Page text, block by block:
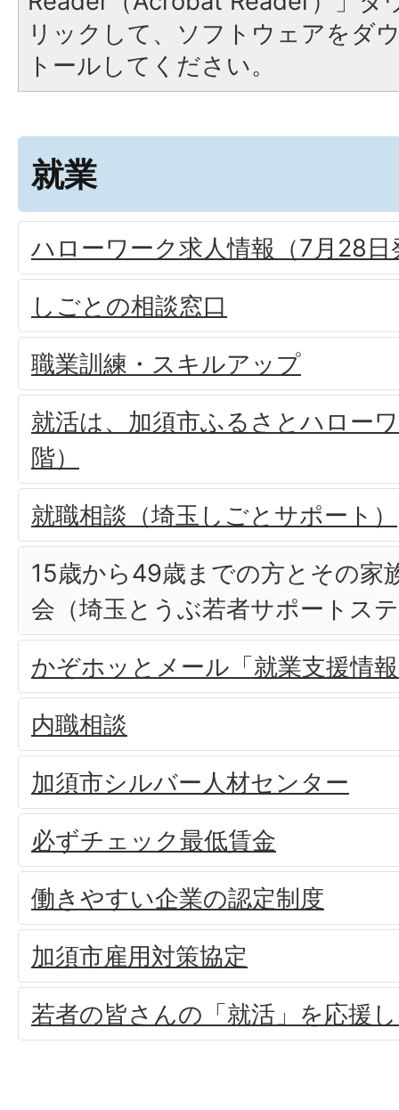
リックして、ソフトウェアをダ
トールしてください。
就業
ハローワーク求人情報（7月28日
しごとの相談窓口
職業訓練・スキルアップ
就活は、加須市ふるさとハロー
階）
就職相談（埼玉しごとサポート）
15歳から49歳までの方とその家
会（埼玉とうぶ若者サポートス
かぞホッとメール「就業支援情
内職相談
加須市シルバー人材センター
必ずチェック最低賃金
働きやすい企業の認定制度
加須市雇用対策協定
若者の皆さんの「就活」を応援